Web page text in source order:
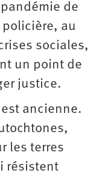
de
policière, au
sociales,
un point de
justice.
ancienne.
les terres
résistent